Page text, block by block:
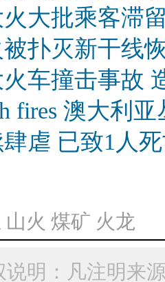
大批乘客滞
扑灭新干线
车撞击事故
fires 澳大利
虐 已致1人
山火 煤矿 火龙
说明：凡注明来